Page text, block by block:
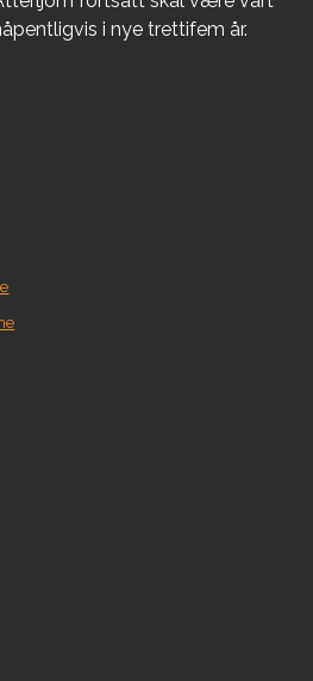
i nye trettifem år.